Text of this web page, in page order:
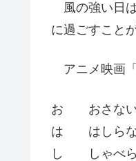
風の強い日
に過ごすこと
アニメ映画
お おさな
は はしら
し しゃべら